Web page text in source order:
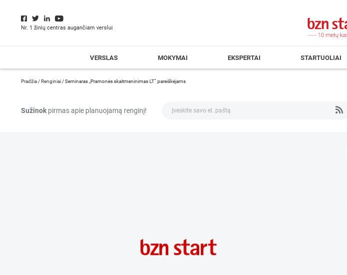
Nr. 1 žinių centras augančiam verslui
VERSLAS MOKYMAI EKSPERTAI STARTUOLIAI
Pradžia /Renginiai /Seminaras „Pramonės skaitmeninimas LT“ pareiškėjams
Sužinok pirmas apie planuojamą renginį!